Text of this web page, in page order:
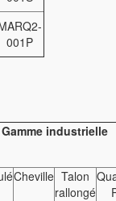
001P
Gamme industrielle
Cheville Talon
rallongé